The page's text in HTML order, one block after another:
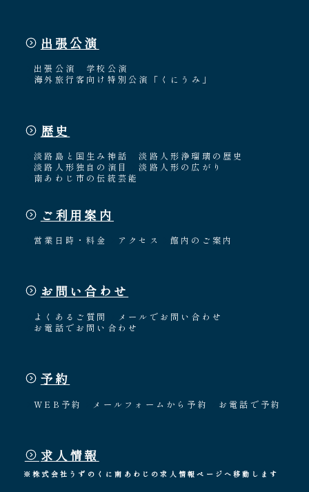
出張公演
出張公演
学校公演
海外旅行客向け特別公演「くにうみ」
歴史
淡路島と国生み神話
淡路人形浄瑠璃の歴史
淡路人形独自の演目
淡路人形の広がり
南あわじ市の伝統芸能
ご利用案内
営業日時・料金 アクセス 館内のご案内
お問い合わせ
よくあるご質問
メールでお問い合わせ
お電話でお問い合わせ
予約
WEB予約 メールフォームから予約 お電話で予約
求人情報
※株式会社うずのくに南あわじの求人情報ページへ移動します